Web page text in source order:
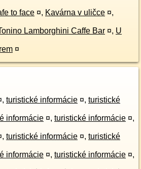
to face ¤, Kavárna v uličce ¤,
Lamborghini Caffe Bar ¤, U
¤
, turistické informácie ¤, turistické
informácie ¤, turistické informácie ¤,
, turistické informácie ¤, turistické
informácie ¤, turistické informácie ¤,